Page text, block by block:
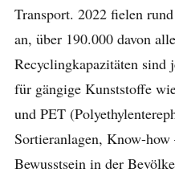
Transport. 2022 fielen
an, über 190.000 davon
Recyclingkapazitäten sind
für gängige Kunststoffe
und PET
Sortieranlagen, Know-
Bewusstsein in der